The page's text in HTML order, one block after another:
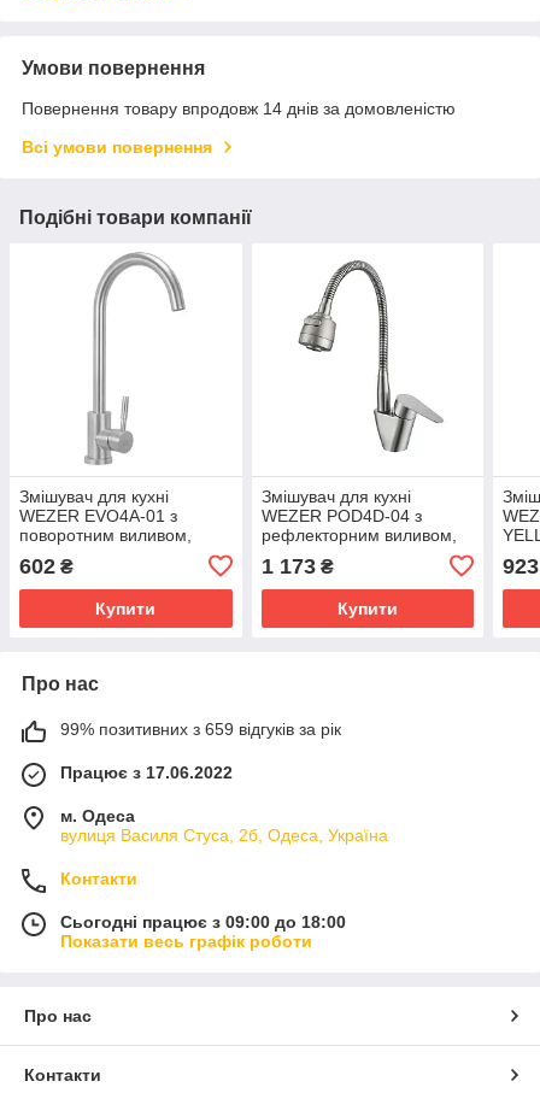
Умови повернення
Повернення товару впродовж 14 днів за домовленістю
Всі умови повернення
Подібні товари компанії
Змішувач для кухні
WEZER EVO4A-01 з
поворотним виливом,
602 ₴
Купити
Змішувач для кухні
WEZER POD4D-04 з
рефлекторним виливом,
сатин
1 173₴
Купити
923
Про нас
99% позитивних з 659 відгуків за рік
Працює з 17.06.2022
м. Одеса
вулиця Василя Стуса, 2б, Одеса, Україна
Контакти
Сьогодні працює з 09:00 до 18:00
Показати весь графік роботи
Про нас
Контакти